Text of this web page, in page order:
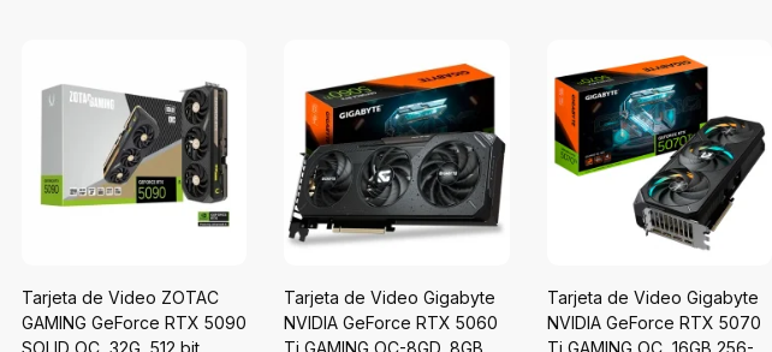
Tarjeta de Video ZOTAC
GAMING GeForce RTX 5090
SOLID OC, 32G, 512 bit,
Tarjeta de Video Gigabyte
NVIDIA GeForce RTX 5060
Ti GAMING OC-8GD, 8GB
Tarjeta de Video Gigabyte
NVIDIA GeForce RTX 5070
Ti GAMING OC, 16GB 256-